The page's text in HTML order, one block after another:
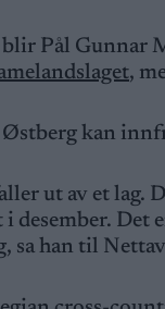
Pål Gunnar
,
Østberg kan
ut av et lag.
desember.
sa han til